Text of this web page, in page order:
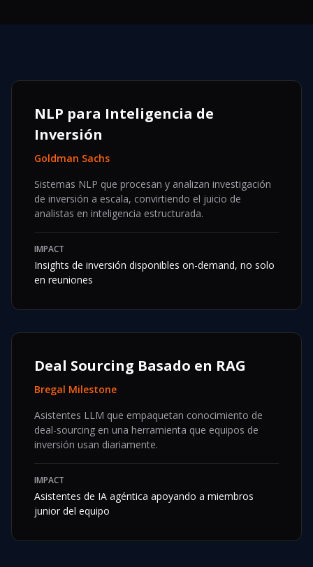
NLP para Inteligencia de
Inversión
Goldman Sachs
Sistemas NLP que procesan y analizan investigación
de inversión a escala, convirtiendo el juicio de
analistas en inteligencia estructurada.
IMPACT
Insights de inversión disponibles on-demand, no solo
en reuniones
Deal Sourcing Basado en RAG
Bregal Milestone
Asistentes LLM que empaquetan conocimiento de
deal-sourcing en una herramienta que equipos de
inversión usan diariamente.
IMPACT
Asistentes de IA agéntica apoyando a miembros
junior del equipo